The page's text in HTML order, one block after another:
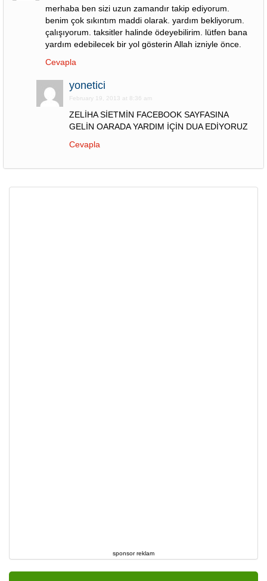
merhaba ben sizi uzun zamandır takip ediyorum.
benim çok sıkıntım maddi olarak. yardım bekliyorum.
çalışıyorum. taksitler halinde ödeyebilirim. lütfen bana
yardım edebilecek bir yol gösterin Allah izniyle önce.
Cevapla
yonetici
February 19, 2013 at 8:36 am
ZELİHA SİETMİN FACEBOOK SAYFASINA
GELİN OARADA YARDIM İÇİN DUA EDİYORUZ
Cevapla
sponsor reklam